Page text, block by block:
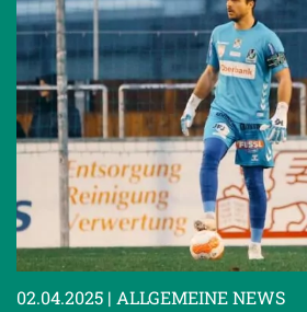
02.04.2025 | ALLGEMEINE NEWS